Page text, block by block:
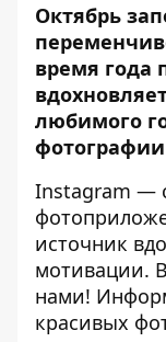
Октябрь
время года
любимого
Instagram —
источник
мотивации.
нами!
красивых